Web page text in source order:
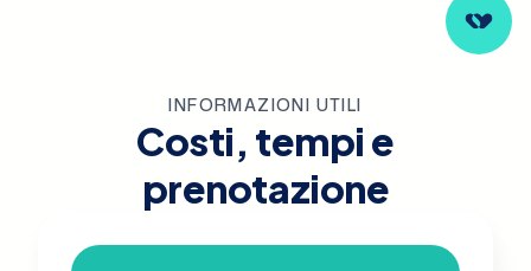
INFORMAZIONI UTILI
Costi, tempi e
prenotazione